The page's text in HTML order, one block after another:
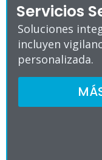
Servicios
Soluciones
incluyen
personalizada.